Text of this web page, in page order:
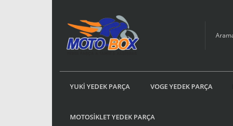
YUKİ YEDEK PARÇA VOGE YEDEK PARÇA
MOTOSİKLET YEDEK PARÇA